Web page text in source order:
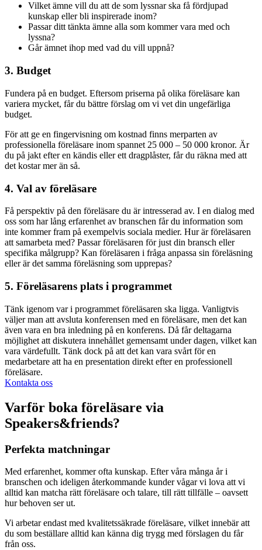
Vilket ämne vill du att de som lyssnar ska få fördjupad
kunskap eller bli inspirerade inom?
Passar ditt tänkta ämne alla som kommer vara med och
lyssna?
Går ämnet ihop med vad du vill uppnå?
3. Budget
Fundera på en budget. Eftersom priserna på olika föreläsare kan
variera mycket, får du bättre förslag om vi vet din ungefärliga
budget.
För att ge en fingervisning om kostnad finns merparten av
professionella föreläsare inom spannet 25 000 – 50 000 kronor. Är
du på jakt efter en kändis eller ett dragplåster, får du räkna med att
det kostar mer än så.
4. Val av föreläsare
Få perspektiv på den föreläsare du är intresserad av. I en dialog med
oss som har lång erfarenhet av branschen får du information som
inte kommer fram på exempelvis sociala medier. Hur är föreläsaren
att samarbeta med? Passar föreläsaren för just din bransch eller
specifika målgrupp? Kan föreläsaren i fråga anpassa sin föreläsning
eller är det samma föreläsning som upprepas?
5. Föreläsarens plats i programmet
Tänk igenom var i programmet föreläsaren ska ligga. Vanligtvis
väljer man att avsluta konferensen med en föreläsare, men det kan
även vara en bra inledning på en konferens. Då får deltagarna
möjlighet att diskutera innehållet gemensamt under dagen, vilket kan
vara värdefullt. Tänk dock på att det kan vara svårt för en
medarbetare att ha en presentation direkt efter en professionell
föreläsare.
Kontakta oss
Varför boka föreläsare via
Speakers&friends?
Perfekta matchningar
Med erfarenhet, kommer ofta kunskap. Efter våra många år i
branschen och ideligen återkommande kunder vågar vi lova att vi
alltid kan matcha rätt föreläsare och talare, till rätt tillfälle – oavsett
hur behoven ser ut.
Vi arbetar endast med kvalitetssäkrade föreläsare, vilket innebär att
du som beställare alltid kan känna dig trygg med förslagen du får
från oss.